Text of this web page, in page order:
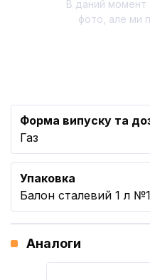
В даний момент
фото, але ми
Форма випуску та
Газ
Упаковка
Балон сталевий 1 л
Аналоги